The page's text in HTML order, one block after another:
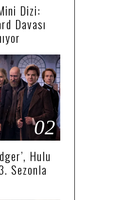
Dizi:
Davası
02
Hulu
Sezonla